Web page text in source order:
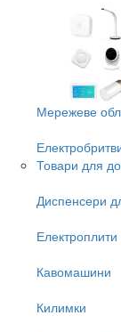
Мережеве
Товари для
Диспенсери
Електроплити
Кавомашини
Килимки